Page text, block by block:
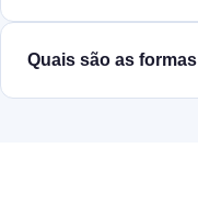
Quais são as